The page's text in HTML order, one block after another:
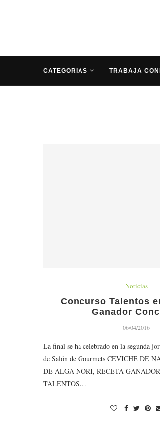
CATEGORIAS TRABAJA
Noticias
Concurso Talentos
Ganador
06/04/2016
La final se ha celebrado en la segunda
de Salón de Gourmets CEVICHE DE
DE ALGA NORI, RECETA
TALENTOS…